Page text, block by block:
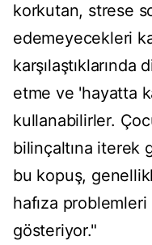
korkutan, strese
edemeyecekleri
etme ve 'hayatta
kullanabilirler.
bilinçaltına iterek
bu kopuş,
hafıza
gösteriyor."